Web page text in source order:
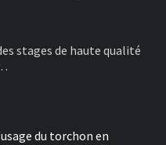
stages de haute qualité
du torchon en